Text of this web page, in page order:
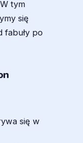
tym
się
fabuły po
się w